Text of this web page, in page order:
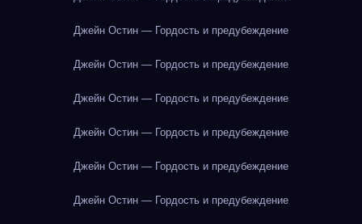
Джейн Остин — Гордость и предубеждение
Джейн Остин — Гордость и предубеждение
Джейн Остин — Гордость и предубеждение
Джейн Остин — Гордость и предубеждение
Джейн Остин — Гордость и предубеждение
Джейн Остин — Гордость и предубеждение